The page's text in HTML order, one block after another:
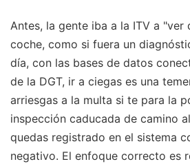
Antes, la gente iba a la ITV a "ver
coche, como si fuera un
día, con las bases de datos
de la DGT, ir a ciegas es una
arriesgas a la multa si te para la
inspección caducada de camino
quedas registrado en el sistema
negativo. El enfoque correcto es